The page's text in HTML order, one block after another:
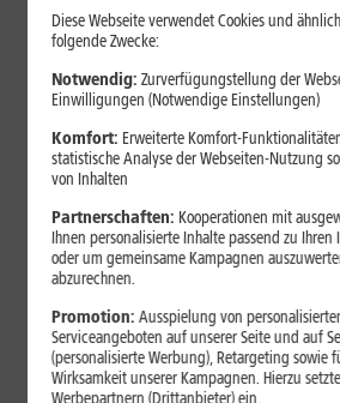
Geräte & Hardware
Smartwatch beim
unterstützt sie Dein
Eine Smartwatch macht Belastung,
sichtbar. Erfahre, wie Du Pulsmessung,
keine medizinische Beurteilung ersetzen.
Mehr erfahren
Diese Webseite verwendet Cookies und
folgende Zwecke:
Notwendig: Zurverfügungstellung der
Einwilligungen (Notwendige Einstellungen)
Komfort: Erweiterte Komfort-
statistische Analyse der Webseiten-Nutzung
von Inhalten
Partnerschaften: Kooperationen mit
Ihnen personalisierte Inhalte passend zu Ihren
oder um gemeinsame Kampagnen
abzurechnen.
Promotion: Ausspielung von
Serviceangeboten auf unserer Seite und auf
(personalisierte Werbung), Retargeting sowie
Wirksamkeit unserer Kampagnen. Hierzu
Werbepartnern (Drittanbieter) ein.